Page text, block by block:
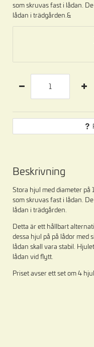
som skruvas fast i lådan.
lådan i trädgården.&
Beskrivning
Stora hjul med diameter på
som skruvas fast i lådan.
lådan i trädgården.
Detta är ett hållbart
dessa hjul på på lådor med
lådan skall vara stabil.
lådan vid flytt.
Priset avser ett set om 4